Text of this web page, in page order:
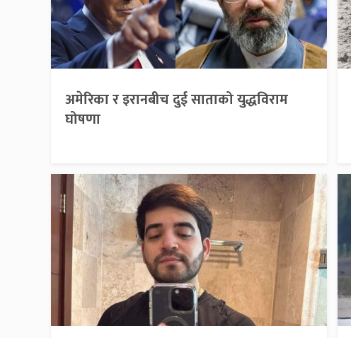
अमेरिका र इरानबीच दुई साताको युद्धविराम
घोषणा